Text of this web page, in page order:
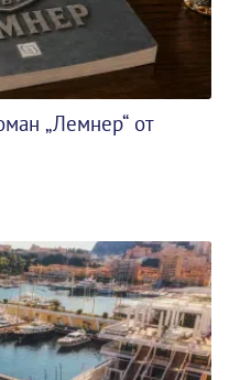
„Лемнер“ от